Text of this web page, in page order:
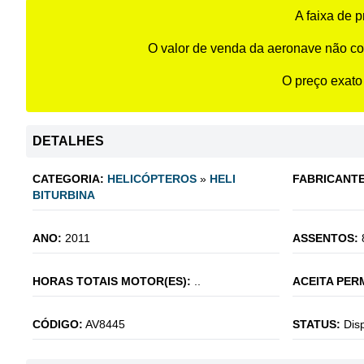
A faixa de
O valor de venda da aeronave não
O preço
DETALHES
CATEGORIA: HELICÓPTEROS » HELI
BITURBINA
ANO: 2011 ASSENTOS:
HORAS TOTAIS MOTOR(ES): ACEITA
CÓDIGO: AV8445 STATUS: